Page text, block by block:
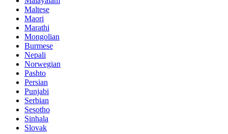
Maltese
Maori
Marathi
Mongolian
Burmese
Nepali
Norwegian
Pashto
Persian
Punjabi
Serbian
Sesotho
Sinhala
Slovak